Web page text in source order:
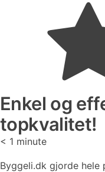
Enkel og
topkvalitet!
< 1 minute
Byggeli.dk gjorde